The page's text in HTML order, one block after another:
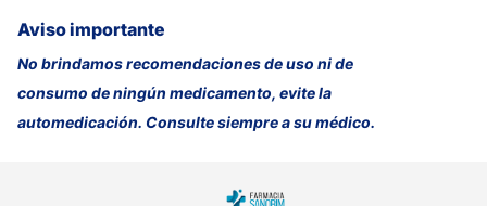
Aviso importante
No brindamos recomendaciones de uso ni de
consumo de ningún medicamento, evite la
automedicación. Consulte siempre a su médico.